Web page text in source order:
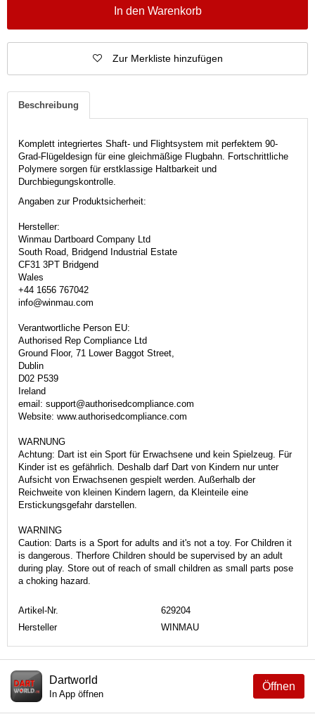
In den Warenkorb
Zur Merkliste hinzufügen
Beschreibung
Komplett integriertes Shaft- und Flightsystem mit perfektem 90-
Grad-Flügeldesign für eine gleichmäßige Flugbahn. Fortschrittliche
Polymere sorgen für erstklassige Haltbarkeit und
Durchbiegungskontrolle.
Angaben zur Produktsicherheit:
Hersteller:
Winmau Dartboard Company Ltd
South Road, Bridgend Industrial Estate
CF31 3PT Bridgend
Wales
+44 1656 767042
info@winmau.com
Verantwortliche Person EU:
Authorised Rep Compliance Ltd
Ground Floor, 71 Lower Baggot Street,
Dublin
D02 P539
Ireland
email: support@authorisedcompliance.com
Website: www.authorisedcompliance.com
WARNUNG
Achtung: Dart ist ein Sport für Erwachsene und kein Spielzeug. Für
Kinder ist es gefährlich. Deshalb darf Dart von Kindern nur unter
Aufsicht von Erwachsenen gespielt werden. Außerhalb der
Reichweite von kleinen Kindern lagern, da Kleinteile eine
Erstickungsgefahr darstellen.
WARNING
Caution: Darts is a Sport for adults and it's not a toy. For Children it
is dangerous. Therfore Children should be supervised by an adult
during play. Store out of reach of small children as small parts pose
a choking hazard.
Artikel-Nr.
629204
Hersteller
WINMAU
Öffnen
Dartworld
In App öffnen